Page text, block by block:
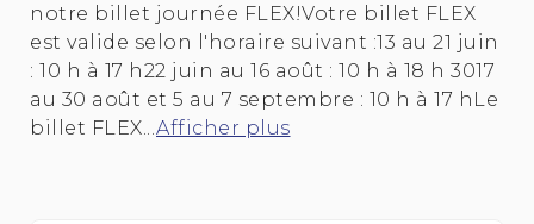
notre billet journée FLEX!Votre billet FLEX
est valide selon l'horaire suivant :13 au 21 juin
: 10 h à 17 h22 juin au 16 août : 10 h à 18 h 3017
au 30 août et 5 au 7 septembre : 10 h à 17 hLe
billet FLEX...Afficher plus